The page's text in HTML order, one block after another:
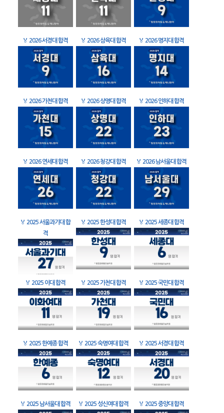
🏅 2026 서경대 합격 🏅 2026 삼육대 합격 🏅 2026 명지대 합격
🏅 2026 가천대 합격 🏅 2026 상명대 합격 🏅 2026 인하대 합격
🏅 2026 연세대 합격 🏅 2026 청강대 합격 🏅 2026 남서울대 합격
🏅 2025 서울과기대 합
격
🏅 2025 한성대 합격 🏅 2025 세종대 합격
🏅 2025 이대 합격 🏅 2025 가천대 합격 🏅 2025 국민대 합격
🏅 2025 한예종 합격 🏅 2025 숙명여대 합격 🏅 2025 서경대 합격
🏅 2025 남서울대 합격 🏅 2025 성신여대 합격 🏅 2025 중앙대 합격